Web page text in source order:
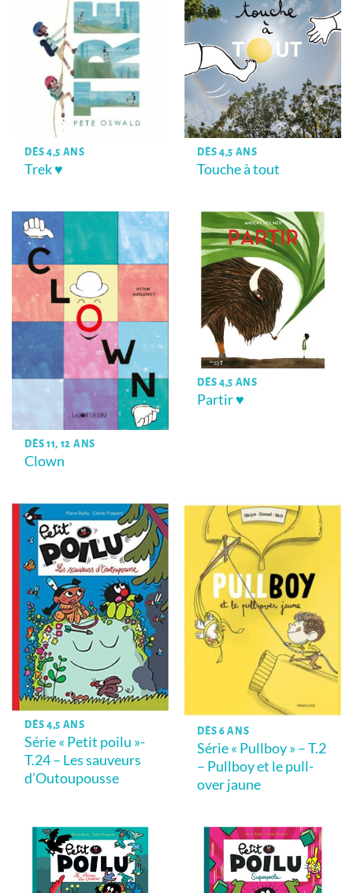
DÈS 4,5 ANS
Trek ♥
DÈS 4,5 ANS
Touche à tout
DÈS 11, 12 ANS
Clown
DÈS 4,5 ANS
Partir ♥
DÈS 4,5 ANS
Série « Petit poilu »-
T.24 – Les sauveurs
d’Outoupousse
DÈS 6 ANS
Série « Pullboy » – T.2
– Pullboy et le pull-
over jaune